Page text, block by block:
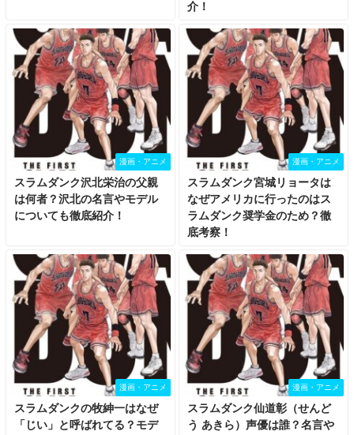
介！
漫画・アニメ
スラムダンク沢北栄治の父親
は何者？沢北の名言やモデル
についても徹底紹介！
漫画・アニメ
スラムダンク宮城リョータは
なぜアメリカに行ったのはス
ラムダンク奨学金のため？徹
底考察！
漫画・アニメ
スラムダンクの牧紳一はなぜ
「じい」と呼ばれてる？モデ
漫画・アニメ
スラムダンク仙道彰（せんど
う あきら）声優は誰？名言や